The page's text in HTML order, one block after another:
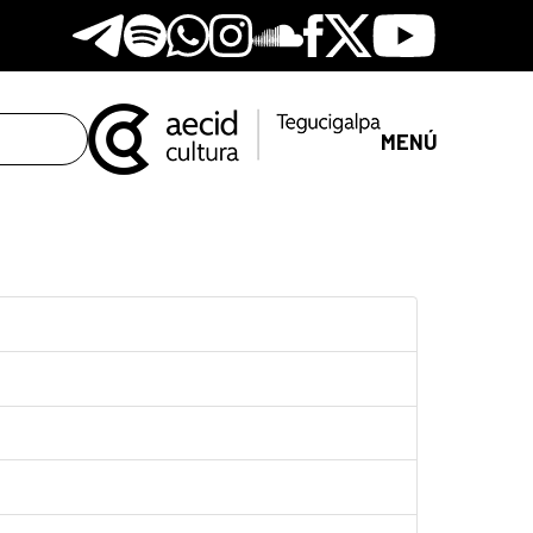
Telegram
SpotifyWhatsapp
Instagram
Soundclore
Facebook
X Youtube
MENÚ